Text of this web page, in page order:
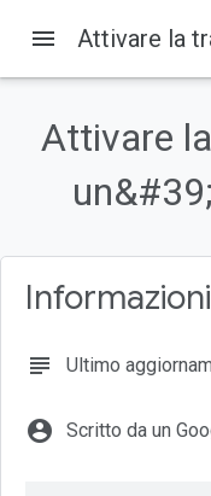
Home page Prodotti
1. Panoramica
Che cos'è Google Cast e
Cosa realizzeremo
Obiettivi didattici
menu
Attivare
subject Ultimo
account_circle Scritto da un